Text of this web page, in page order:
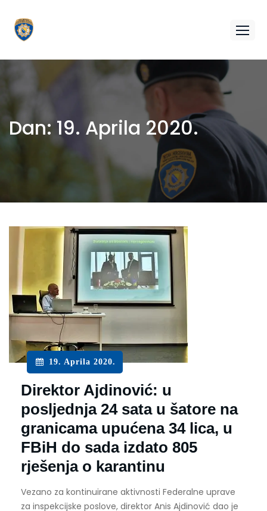
Dan:19. Aprila 2020.
19. Aprila 2020.
Direktor Ajdinović: u
posljednja 24 sata u šatore na
granicama upućena 34 lica, u
FBiH do sada izdato 805
rješenja o karantinu
Vezano za kontinuirane aktivnosti Federalne uprave
za inspekcijske poslove, direktor Anis Ajdinović dao je